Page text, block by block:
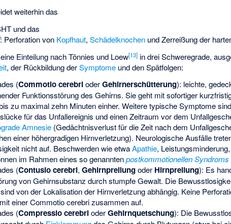
weiterhin das
und das
Perforation von Kopfhaut, Schädelknochenund Zerreißung der
Einteilung nach Tönnies und Loew[13] in drei Schweregrade,
, der Rückbildung derSymptome und den Spätfolgen:
(Commotio cerebrioderGehirnerschütterung): leichte,
Funktionsstörung des Gehirns. Sie geht mit sofortiger
zu maximal zehn Minuten einher. Weitere typische Symptome sind
für das Unfallereignis und einen Zeitraum vor dem
Amnesie(Gedächtnisverlust für die Zeit nach dem
einer höhergradigen Hirnverletzung). Neurologische Ausfälle
nicht auf. Beschwerden wie etwaApathie, Leistungsminderung,
im Rahmen eines so genanntenpostkommotionellen Syndroms
(Contusio cerebri, Gehirnprellungoder Hirnprellung): Es
von Gehirnsubstanz durch stumpfe Gewalt. Die
von der Lokalisation der Hirnverletzung abhängig. Keine
einer Commotio cerebri zusammen auf.
(Compressio cerebrioderGehirnquetschung): Die